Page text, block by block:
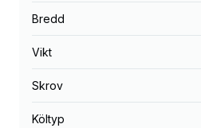
Bredd
Vikt
Skrov
Költyp